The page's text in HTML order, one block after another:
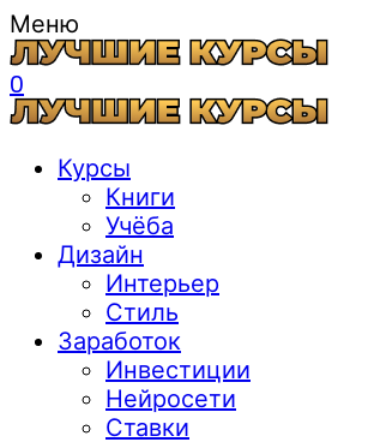
Меню
0
Курсы
Книги
Учёба
Дизайн
Интерьер
Стиль
Заработок
Инвестиции
Нейросети
Ставки